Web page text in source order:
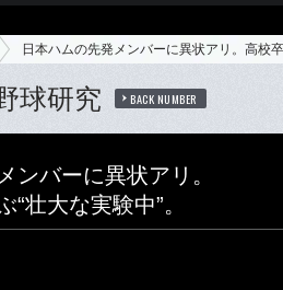
日本ハムの先発メンバーに異状アリ。高校卒
球研究 BACK NUMBER
ンバーに異状アリ。
壮大な実験中”。